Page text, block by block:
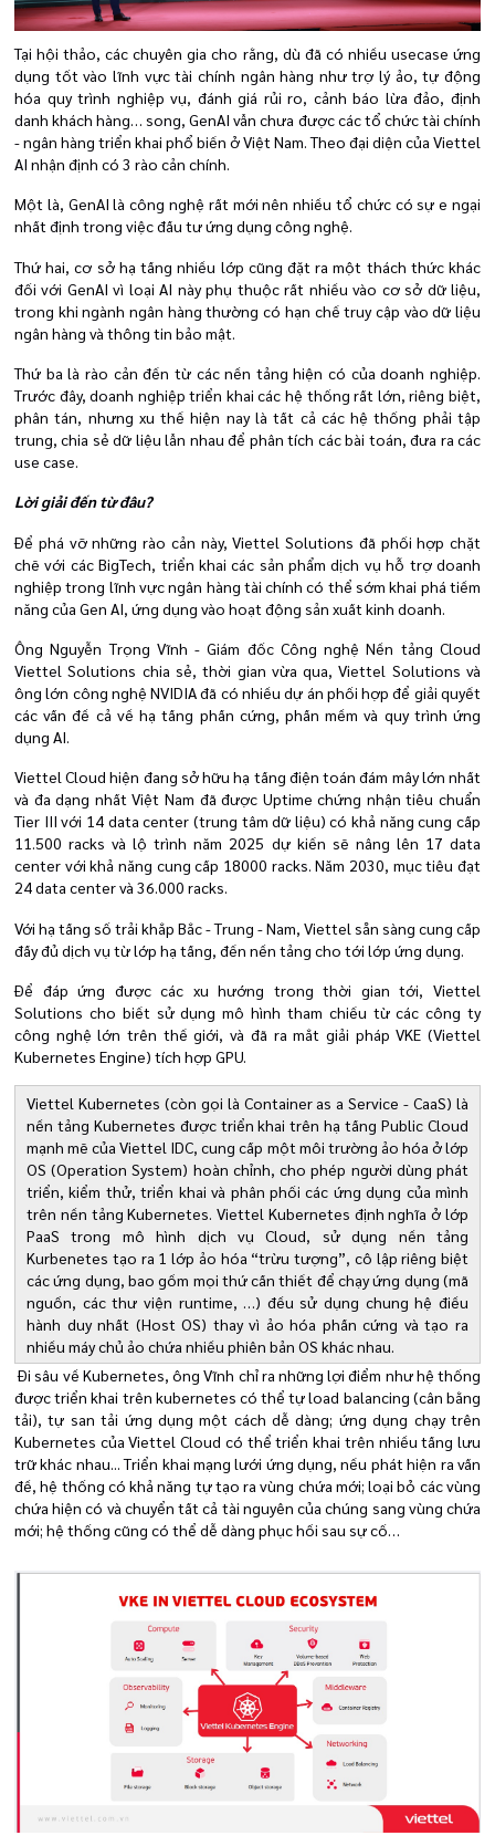
Tại hội thảo, các chuyên gia cho rằng, dù đã có nhiều usecase ứng
dụng tốt vào lĩnh vực tài chính ngân hàng như trợ lý ảo, tự động
hóa quy trình nghiệp vụ, đánh giá rủi ro, cảnh báo lừa đảo, định
danh khách hàng… song, GenAI vẫn chưa được các tổ chức tài chính
- ngân hàng triển khai phổ biến ở Việt Nam. Theo đại diện của Viettel
AI nhận định có 3 rào cản chính.
Một là, GenAI là công nghệ rất mới nên nhiều tổ chức có sự e ngại
nhất định trong việc đầu tư ứng dụng công nghệ.
Thứ hai, cơ sở hạ tầng nhiều lớp cũng đặt ra một thách thức khác
đối với GenAI vì loại AI này phụ thuộc rất nhiều vào cơ sở dữ liệu,
trong khi ngành ngân hàng thường có hạn chế truy cập vào dữ liệu
ngân hàng và thông tin bảo mật.
Thứ ba là rào cản đến từ các nền tảng hiện có của doanh nghiệp.
Trước đây, doanh nghiệp triển khai các hệ thống rất lớn, riêng biệt,
phân tán, nhưng xu thế hiện nay là tất cả các hệ thống phải tập
trung, chia sẻ dữ liệu lẫn nhau để phân tích các bài toán, đưa ra các
use case.
Lời giải đến từ đâu?
Để phá vỡ những rào cản này, Viettel Solutions đã phối hợp chặt
chẽ với các BigTech, triển khai các sản phẩm dịch vụ hỗ trợ doanh
nghiệp trong lĩnh vực ngân hàng tài chính có thể sớm khai phá tiềm
năng của Gen AI, ứng dụng vào hoạt động sản xuất kinh doanh.
Ông Nguyễn Trọng Vĩnh - Giám đốc Công nghệ Nền tảng Cloud
Viettel Solutions chia sẻ, thời gian vừa qua, Viettel Solutions và
ông lớn công nghệ NVIDIA đã có nhiều dự án phối hợp để giải quyết
các vấn đề cả về hạ tầng phần cứng, phần mềm và quy trình ứng
dụng AI.
Viettel Cloud hiện đang sở hữu hạ tầng điện toán đám mây lớn nhất
và đa dạng nhất Việt Nam đã được Uptime chứng nhận tiêu chuẩn
Tier III với 14 data center (trung tâm dữ liệu) có khả năng cung cấp
11.500 racks và lộ trình năm 2025 dự kiến sẽ nâng lên 17 data
center với khả năng cung cấp 18000 racks. Năm 2030, mục tiêu đạt
24 data center và 36.000 racks.
Với hạ tầng số trải khắp Bắc - Trung - Nam, Viettel sẵn sàng cung cấp
đầy đủ dịch vụ từ lớp hạ tầng, đến nền tảng cho tới lớp ứng dụng.
Để đáp ứng được các xu hướng trong thời gian tới, Viettel
Solutions cho biết sử dụng mô hình tham chiếu từ các công ty
công nghệ lớn trên thế giới, và đã ra mắt giải pháp VKE (Viettel
Kubernetes Engine) tích hợp GPU.
Viettel Kubernetes (còn gọi là Container as a Service - CaaS) là
nền tảng Kubernetes được triển khai trên hạ tầng Public Cloud
mạnh mẽ của Viettel IDC, cung cấp một môi trường ảo hóa ở lớp
OS (Operation System) hoàn chỉnh, cho phép người dùng phát
triển, kiểm thử, triển khai và phân phối các ứng dụng của mình
trên nền tảng Kubernetes. Viettel Kubernetes định nghĩa ở lớp
PaaS trong mô hình dịch vụ Cloud, sử dụng nền tảng
Kurbenetes tạo ra 1 lớp ảo hóa “trừu tượng”, cô lập riêng biệt
các ứng dụng, bao gồm mọi thứ cần thiết để chạy ứng dụng (mã
nguồn, các thư viện runtime, …) đều sử dụng chung hệ điều
hành duy nhất (Host OS) thay vì ảo hóa phần cứng và tạo ra
nhiều máy chủ ảo chứa nhiều phiên bản OS khác nhau.
Đi sâu về Kubernetes, ông Vĩnh chỉ ra những lợi điểm như hệ thống
được triển khai trên kubernetes có thể tự load balancing (cân bằng
tải), tự san tải ứng dụng một cách dễ dàng; ứng dụng chạy trên
Kubernetes của Viettel Cloud có thể triển khai trên nhiều tầng lưu
trữ khác nhau... Triển khai mạng lưới ứng dụng, nếu phát hiện ra vấn
đề, hệ thống có khả năng tự tạo ra vùng chứa mới; loại bỏ các vùng
chứa hiện có và chuyển tất cả tài nguyên của chúng sang vùng chứa
mới; hệ thống cũng có thể dễ dàng phục hồi sau sự cố…